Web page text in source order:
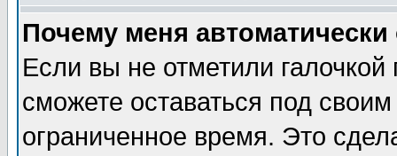
Почему меня автоматически
Если вы не отметили галочкой
сможете оставаться под
ограниченное время. Это